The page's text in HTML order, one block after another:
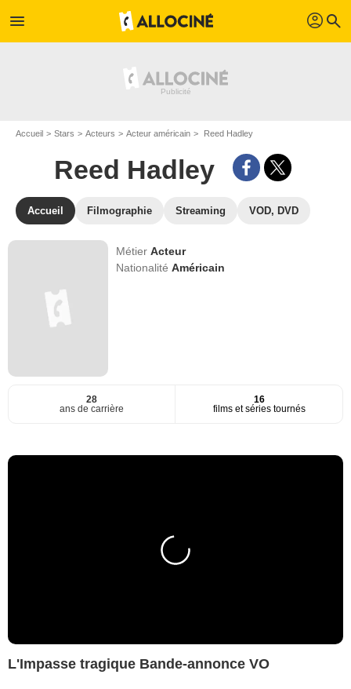
menu profil search
Accueil Stars Acteurs Acteur américain Reed Hadley
Reed Hadley
Accueil Filmographie Streaming VOD, DVD
MétierActeur
NationalitéAméricain
28
ans de carrière
16
films et séries tournés
L'Impasse tragique Bande-annonce VO